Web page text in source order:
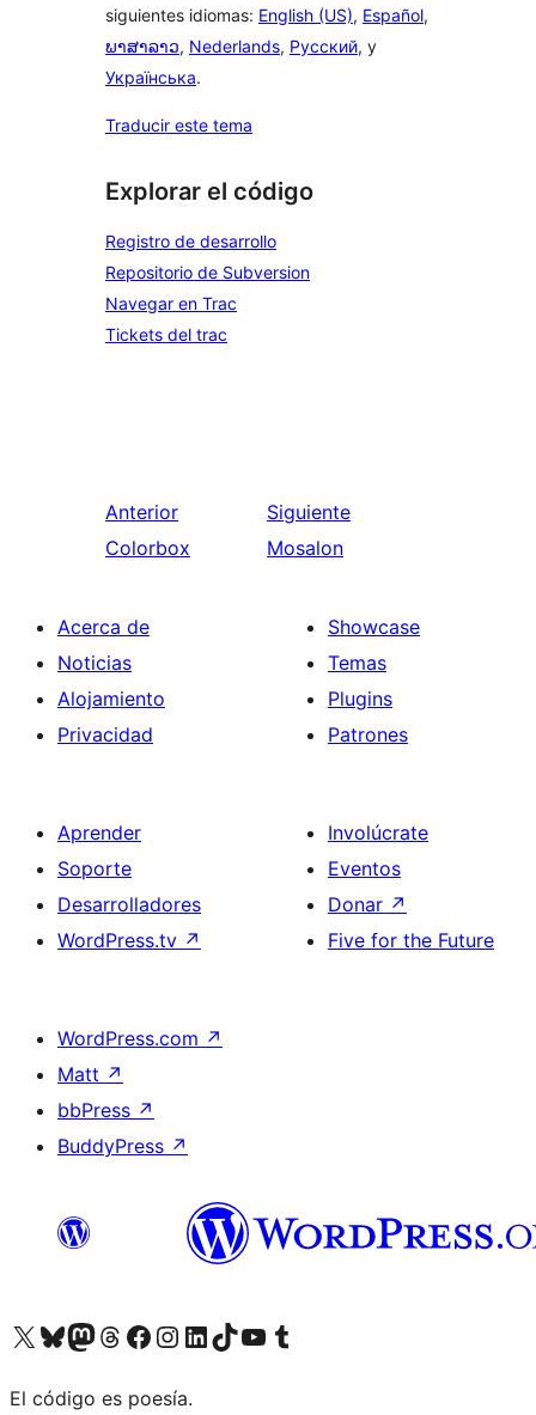
siguientes idiomas: English (US), Español,
ພາສາລາວ, Nederlands, Русский, y
Українська.
Traducir este tema
Explorar el código
Registro de desarrollo
Repositorio de Subversion
Navegar en Trac
Tickets del trac
Anterior
Colorbox
Siguiente
Mosalon
Acerca de
Noticias
Alojamiento
Privacidad
Showcase
Temas
Plugins
Patrones
Aprender
Soporte
Desarrolladores
WordPress.tv ↗
Involúcrate
Eventos
Donar ↗
Five for the Future
WordPress.com ↗
Matt ↗
bbPress ↗
BuddyPress ↗
Visita nuestra cuenta de X (anteriormente Twitter)
Visita nuestra cuenta de Bluesky
Visita nuestra cuenta de Mastodon
Visita nuestra cuenta de Threads
Visita nuestra página de Facebook
Visita nuestra cuenta de Instagram
Visita nuestra cuenta de LinkedIn
Visita nuestra cuenta de TikTok
Visita nuestro canal de YouTube
Visita nuestra cuenta de Tumblr
El código es poesía.